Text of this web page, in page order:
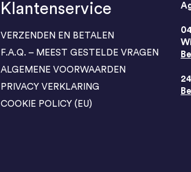
Klantenservice
VERZENDEN EN BETALEN
F.A.Q. – MEEST GESTELDE VRAGEN
ALGEMENE VOORWAARDEN
PRIVACY VERKLARING
COOKIE POLICY (EU)